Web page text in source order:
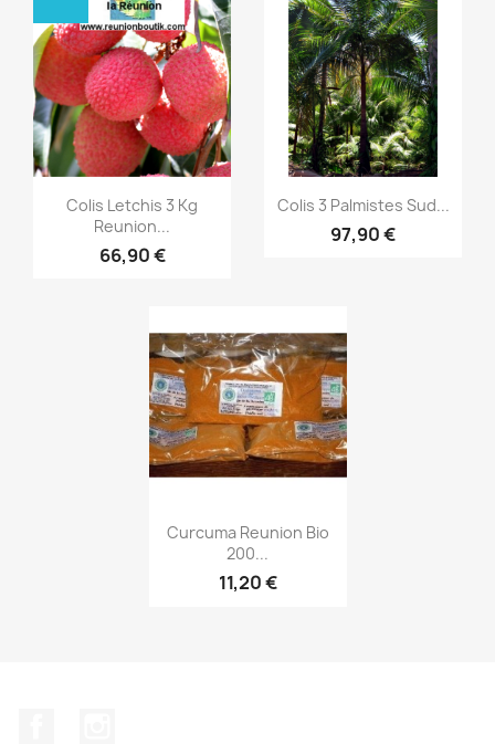
Aperçu rapide
Colis Letchis 3 Kg
Reunion...
66,90 €
 Aperçu rapide
Colis 3 Palmistes Sud...
97,90 €
Aperçu rapide
Curcuma Reunion Bio
200...
11,20 €